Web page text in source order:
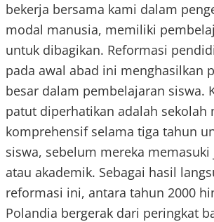
bekerja bersama kami dalam
modal manusia, memiliki
untuk dibagikan. Reformasi
pada awal abad ini menghasilkan
besar dalam pembelajaran siswa.
patut diperhatikan adalah sekolah
komprehensif selama tiga tahun
siswa, sebelum mereka
atau akademik. Sebagai hasil
reformasi ini, antara tahun 2000
Polandia bergerak dari peringkat